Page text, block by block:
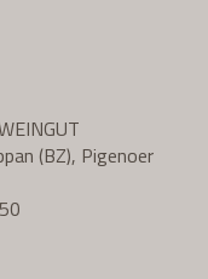
(BZ), Pigenoer